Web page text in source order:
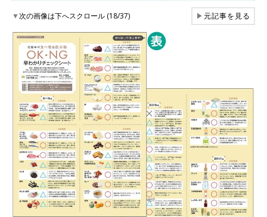
▼次の画像は下へスクロール (18/37) ▶元記事を見る